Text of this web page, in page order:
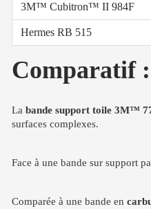
3M™ Cubitron™ II 984F
Hermes RB 515
Comparatif
La bande support toile 3M™
surfaces complexes.
Face à une bande sur support
Comparée à une bande en